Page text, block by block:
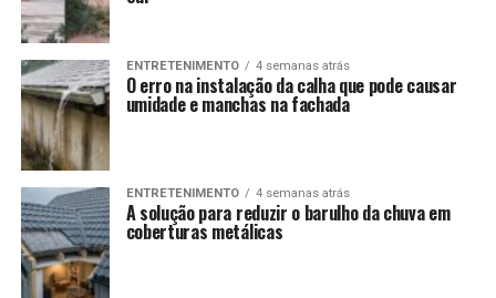
ENTRETENIMENTO 4 semanas atrás
O erro na instalação da calha que pode causar
umidade e manchas na fachada
ENTRETENIMENTO 4 semanas atrás
A solução para reduzir o barulho da chuva em
coberturas metálicas